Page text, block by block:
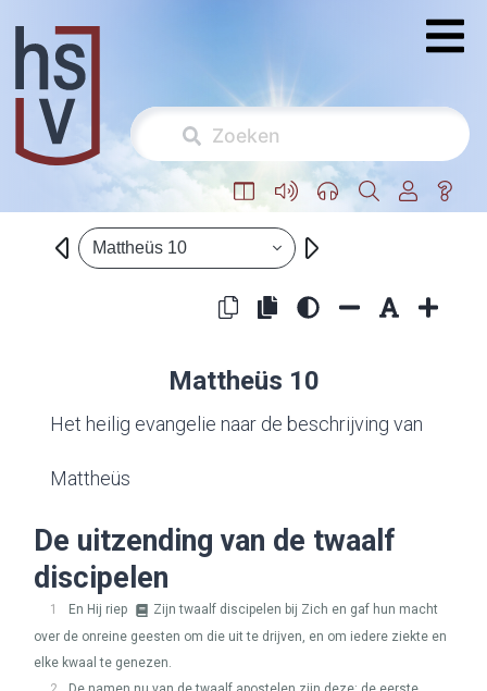
Mattheüs 10
Mattheüs 10
Het heilig evangelie naar de beschrijving van
Mattheüs
De uitzending van de twaalf
discipelen
1 En Hij riep
Zijn twaalf discipelen bij Zich en gaf hun macht
over de onreine geesten om die uit te drijven, en om iedere ziekte en
elke kwaal te genezen.